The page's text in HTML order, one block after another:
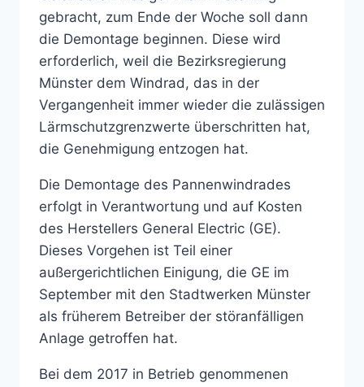
gebracht, zum Ende der Woche soll dann
die Demontage beginnen. Diese wird
erforderlich, weil die Bezirksregierung
Münster dem Windrad, das in der
Vergangenheit immer wieder die zulässigen
Lärmschutzgrenzwerte überschritten hat,
die Genehmigung entzogen hat.
Die Demontage des Pannenwindrades
erfolgt in Verantwortung und auf Kosten
des Herstellers General Electric (GE).
Dieses Vorgehen ist Teil einer
außergerichtlichen Einigung, die GE im
September mit den Stadtwerken Münster
als früherem Betreiber der störanfälligen
Anlage getroffen hat.
Bei dem 2017 in Betrieb genommenen